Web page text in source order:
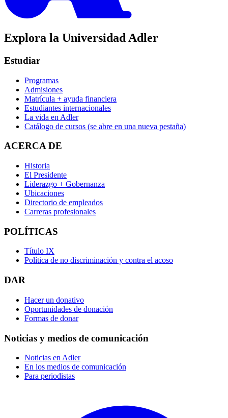
Explora la Universidad Adler
Estudiar
Programas
Admisiones
Matrícula + ayuda financiera
Estudiantes internacionales
La vida en Adler
Catálogo de cursos (se abre en una nueva pestaña)
ACERCA DE
Historia
El Presidente
Liderazgo + Gobernanza
Ubicaciones
Directorio de empleados
Carreras profesionales
POLÍTICAS
Título IX
Política de no discriminación y contra el acoso
DAR
Hacer un donativo
Oportunidades de donación
Formas de donar
Noticias y medios de comunicación
Noticias en Adler
En los medios de comunicación
Para periodistas